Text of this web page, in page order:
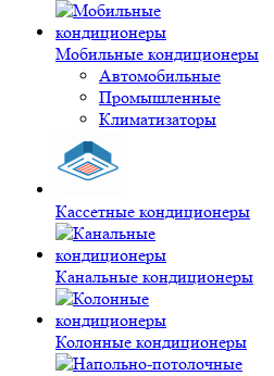
Мобильные кондиционеры
Автомобильные
Промышленные
Климатизаторы
Кассетные кондиционеры
Канальные кондиционеры
Колонные кондиционеры